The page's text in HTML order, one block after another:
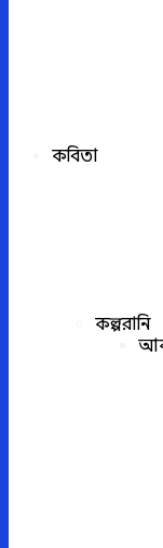
কবিতা
কল্পরানি